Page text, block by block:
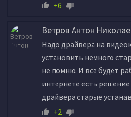
+6
Ветров Антон
Надо драйвера на
установить немного
не помню. И все будет
интернете есть решение
драйвера старые
+2